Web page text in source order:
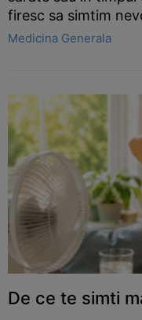
firesc sa simtim
Medicina Generala
De ce te simti